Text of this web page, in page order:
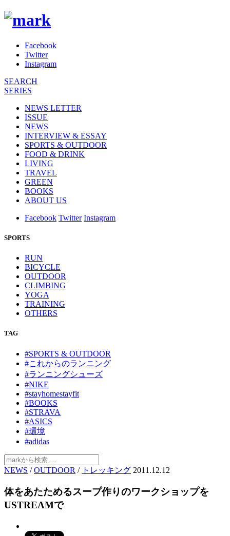
Facebook
Twitter
Instagram
SEARCH
SERIES
NEWS LETTER
ISSUE
NEWS
INTERVIEW & ESSAY
SPORTS & OUTDOOR
FOOD & DRINK
LIVING
TRAVEL
GREEN
BOOKS
ABOUT US
Facebook Twitter Instagram
SPORTS
RUN
BICYCLE
OUTDOOR
CLIMBING
YOGA
TRAINING
OTHERS
TAG
#SPORTS & OUTDOOR
#これからのランニング
#ランニングシューズ
#NIKE
#stayhomestayfit
#BOOKS
#STRAVA
#ASICS
#環境
#adidas
NEWS /OUTDOOR / トレッキング 2011.12.12
体をあたためるスープ作りのワークショップを
USTREAMで